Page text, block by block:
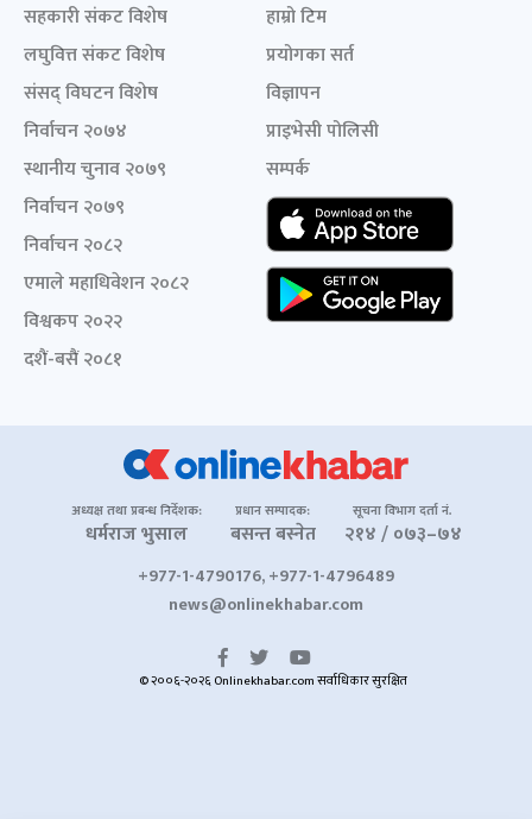
सहकारी संकट विशेष
लघुवित्त संकट विशेष
संसद् विघटन विशेष
निर्वाचन २०७४
स्थानीय चुनाव २०७९
निर्वाचन २०७९
निर्वाचन २०८२
एमाले महाधिवेशन २०८२
विश्वकप २०२२
दशैं-बसैं २०८१
हाम्रो टिम
प्रयोगका सर्त
विज्ञापन
प्राइभेसी पोलिसी
सम्पर्क
अध्यक्ष तथा प्रबन्ध निर्देशक:
धर्मराज भुसाल
प्रधान सम्पादक:
बसन्त बस्नेत
सूचना विभाग दर्ता नं.
२१४ / ०७३–७४
+977-1-4790176, +977-1-4796489
news@onlinekhabar.com
© २००६-२०२६ Onlinekhabar.com सर्वाधिकार सुरक्षित